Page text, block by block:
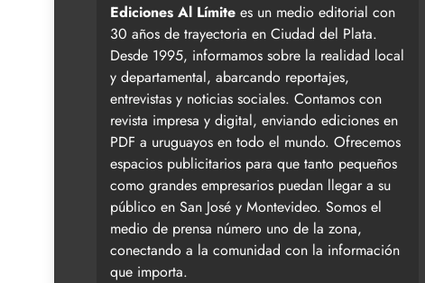
Ediciones Al Límite es un medio editorial con
30 años de trayectoria en Ciudad del Plata.
Desde 1995, informamos sobre la realidad local
y departamental, abarcando reportajes,
entrevistas y noticias sociales. Contamos con
revista impresa y digital, enviando ediciones en
PDF a uruguayos en todo el mundo. Ofrecemos
espacios publicitarios para que tanto pequeños
como grandes empresarios puedan llegar a su
público en San José y Montevideo. Somos el
medio de prensa número uno de la zona,
conectando a la comunidad con la información
que importa.